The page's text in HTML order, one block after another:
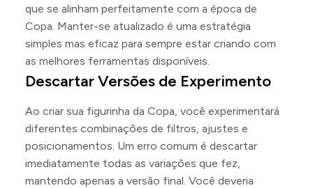
que se alinham perfeitamente com a época de
Copa. Manter-se atualizado é uma estratégia
simples mas eficaz para sempre estar criando com
as melhores ferramentas disponíveis.
Descartar Versões de Experimento
Ao criar sua figurinha da Copa, você experimentará
diferentes combinações de filtros, ajustes e
posicionamentos. Um erro comum é descartar
imediatamente todas as variações que fez,
mantendo apenas a versão final. Você deveria